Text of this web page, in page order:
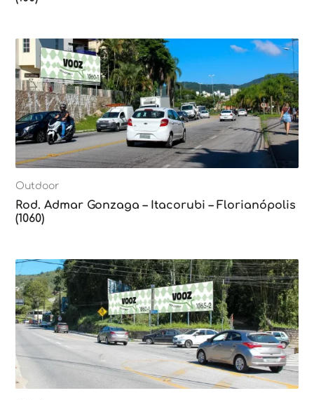
Outdoor
Rod. Admar Gonzaga – Itacorubi – Florianópolis
(1060)